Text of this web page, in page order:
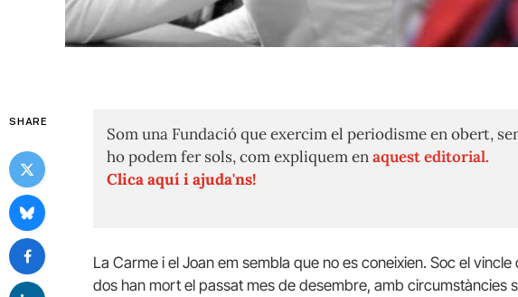
SHARE
Som una Fundació que exercim el periodisme en obert,
ho podem fer sols, com expliquem enaquest editorial.
Clica aquí i ajuda'ns!
La Carme i el Joan em sembla que no es coneixien. Soc el
dos han mort el passat mes de desembre, amb circumstàncies